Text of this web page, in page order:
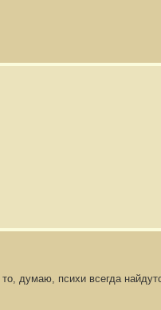
думаю, психи всегда